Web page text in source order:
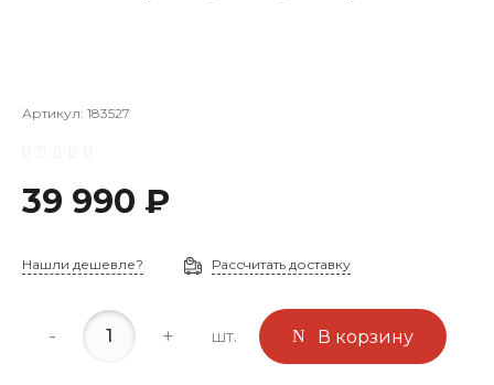
Артикул: 183527
39 990 ₽
Нашли дешевле? Рассчитать доставку
- + шт. В корзину